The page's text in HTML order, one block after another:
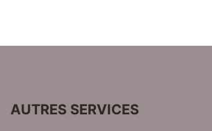
AUTRES SERVICES